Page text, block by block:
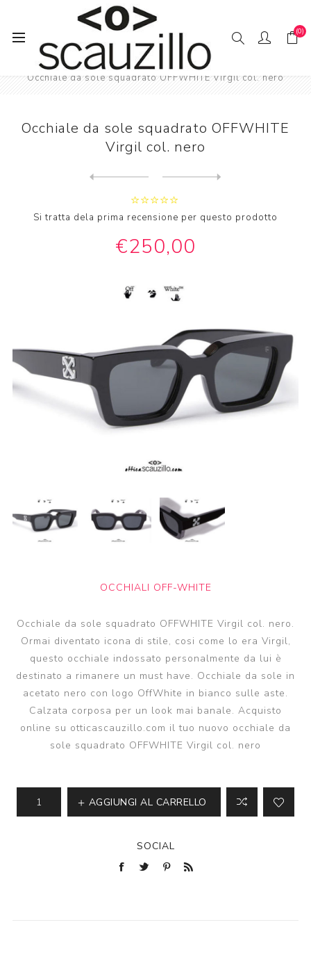
(0)
Pagina iniziale
SO // LE
Occhiale da sole squadrato OFFWHITE Virgil col. nero
Occhiale da sole squadrato OFFWHITE
Virgil col. nero
Si tratta dela prima recensione per questo prodotto
€250,00
OCCHIALI OFF-WHITE
Occhiale da sole squadrato OFFWHITE Virgil col. nero.
Ormai diventato icona di stile, cosi come lo era Virgil,
questo occhiale indossato personalmente da lui è
destinato a rimanere un must have. Occhiale da sole in
acetato nero con logo OffWhite in bianco sulle aste.
Calzata corposa per un look mai banale. Acquisto
online su otticascauzillo.com il tuo nuovo occhiale da
sole squadrato OFFWHITE Virgil col. nero
AGGIUNGI AL CARRELLO
SOCIAL